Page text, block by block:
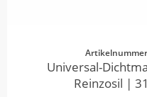
Universal-
Reinzosil |